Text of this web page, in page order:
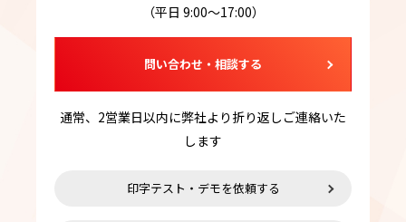
（平日 9:00～17:00）
問い合わせ・相談する
通常、2営業日以内に弊社より折り返しご連絡いた
します
印字テスト・デモを依頼する